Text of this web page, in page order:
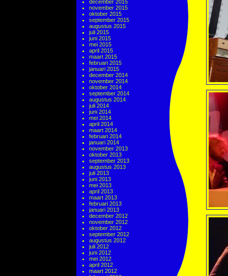
december 2015
november 2015
oktober 2015
september 2015
augustus 2015
juli 2015
juni 2015
mei 2015
april 2015
maart 2015
februari 2015
januari 2015
december 2014
november 2014
oktober 2014
september 2014
augustus 2014
juli 2014
juni 2014
mei 2014
april 2014
maart 2014
februari 2014
januari 2014
november 2013
oktober 2013
september 2013
augustus 2013
juli 2013
juni 2013
mei 2013
april 2013
maart 2013
februari 2013
januari 2013
december 2012
november 2012
oktober 2012
september 2012
augustus 2012
juli 2012
juni 2012
mei 2012
april 2012
maart 2012